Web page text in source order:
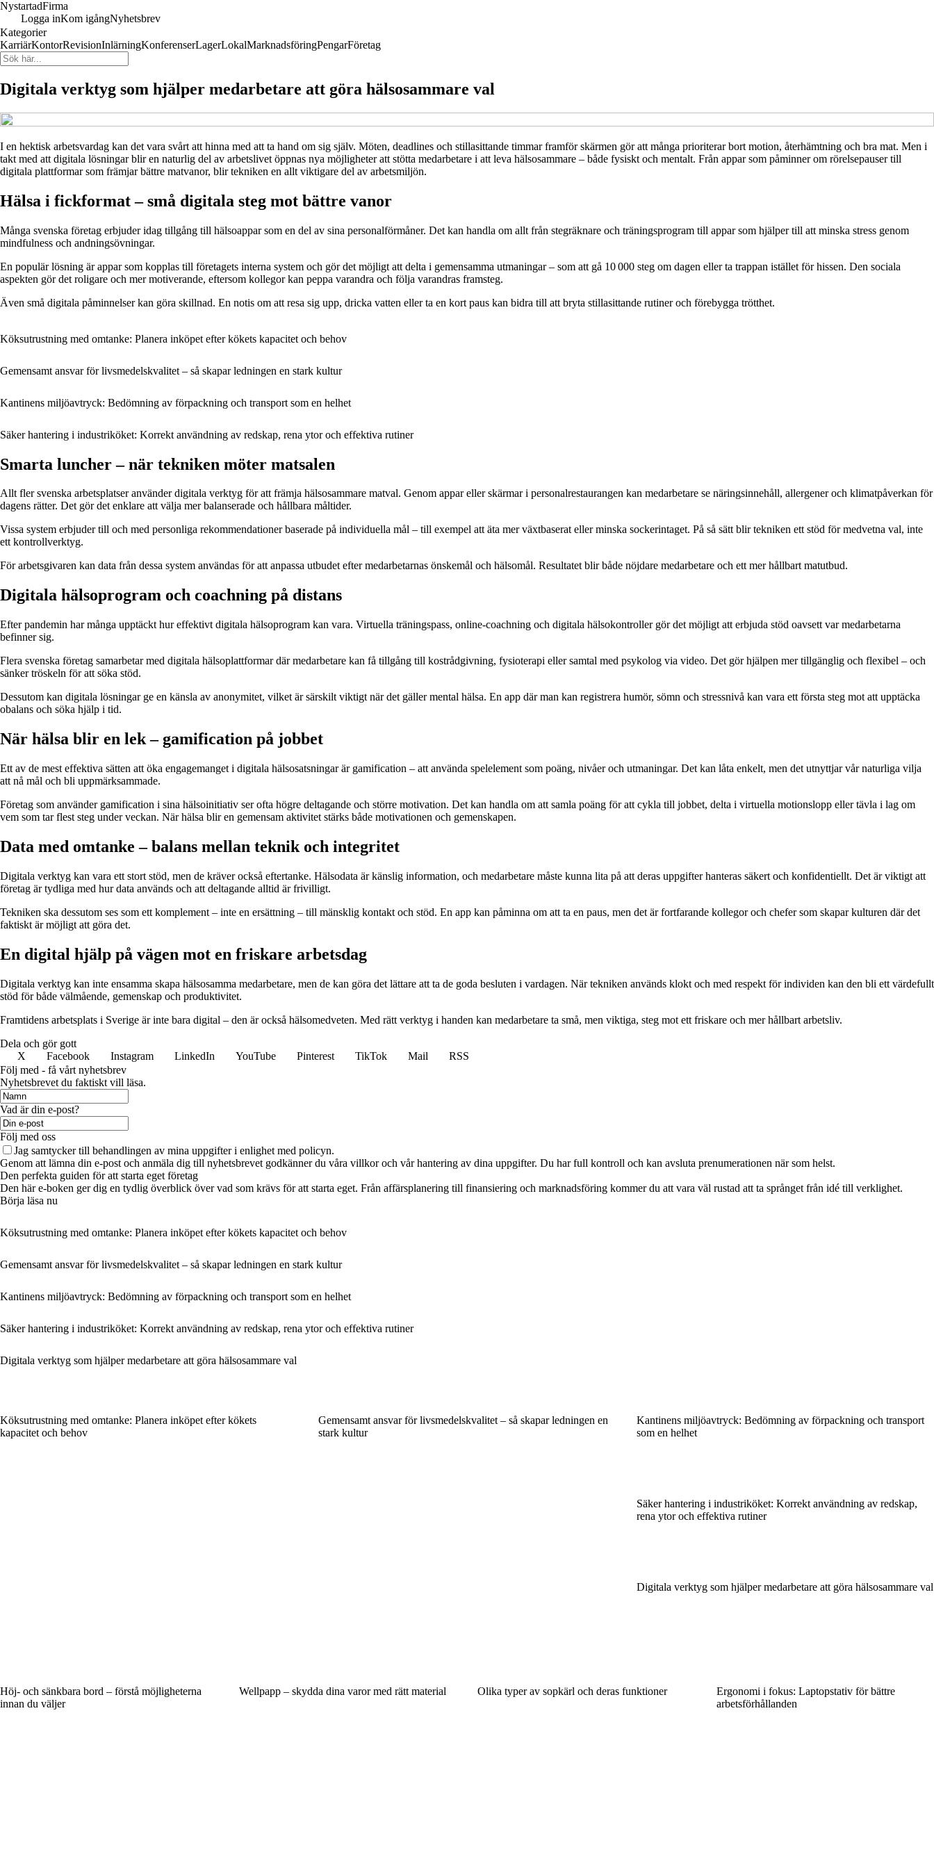
NystartadFirma
Logga inKom igångNyhetsbrev
Kategorier
KarriärKontorRevisionInlärningKonferenserLagerLokalMarknadsföringPengarFöretag
Digitala verktyg som hjälper medarbetare att göra hälsosammare val
I en hektisk arbetsvardag kan det vara svårt att hinna med att ta hand om sig själv. Möten, deadlines och stillasittande timmar framför skärmen gör att många prioriterar bort motion, återhämtning och bra mat. Men i
takt med att digitala lösningar blir en naturlig del av arbetslivet öppnas nya möjligheter att stötta medarbetare i att leva hälsosammare – både fysiskt och mentalt. Från appar som påminner om rörelsepauser till
digitala plattformar som främjar bättre matvanor, blir tekniken en allt viktigare del av arbetsmiljön.
Hälsa i fickformat – små digitala steg mot bättre vanor
Många svenska företag erbjuder idag tillgång till hälsoappar som en del av sina personalförmåner. Det kan handla om allt från stegräknare och träningsprogram till appar som hjälper till att minska stress genom
mindfulness och andningsövningar.
En populär lösning är appar som kopplas till företagets interna system och gör det möjligt att delta i gemensamma utmaningar – som att gå 10 000 steg om dagen eller ta trappan istället för hissen. Den sociala
aspekten gör det roligare och mer motiverande, eftersom kollegor kan peppa varandra och följa varandras framsteg.
Även små digitala påminnelser kan göra skillnad. En notis om att resa sig upp, dricka vatten eller ta en kort paus kan bidra till att bryta stillasittande rutiner och förebygga trötthet.
Köksutrustning med omtanke: Planera inköpet efter kökets kapacitet och behov
Gemensamt ansvar för livsmedelskvalitet – så skapar ledningen en stark kultur
Kantinens miljöavtryck: Bedömning av förpackning och transport som en helhet
Säker hantering i industriköket: Korrekt användning av redskap, rena ytor och effektiva rutiner
Smarta luncher – när tekniken möter matsalen
Allt fler svenska arbetsplatser använder digitala verktyg för att främja hälsosammare matval. Genom appar eller skärmar i personalrestaurangen kan medarbetare se näringsinnehåll, allergener och klimatpåverkan för
dagens rätter. Det gör det enklare att välja mer balanserade och hållbara måltider.
Vissa system erbjuder till och med personliga rekommendationer baserade på individuella mål – till exempel att äta mer växtbaserat eller minska sockerintaget. På så sätt blir tekniken ett stöd för medvetna val, inte
ett kontrollverktyg.
För arbetsgivaren kan data från dessa system användas för att anpassa utbudet efter medarbetarnas önskemål och hälsomål. Resultatet blir både nöjdare medarbetare och ett mer hållbart matutbud.
Digitala hälsoprogram och coachning på distans
Efter pandemin har många upptäckt hur effektivt digitala hälsoprogram kan vara. Virtuella träningspass, online-coachning och digitala hälsokontroller gör det möjligt att erbjuda stöd oavsett var medarbetarna
befinner sig.
Flera svenska företag samarbetar med digitala hälsoplattformar där medarbetare kan få tillgång till kostrådgivning, fysioterapi eller samtal med psykolog via video. Det gör hjälpen mer tillgänglig och flexibel – och
sänker tröskeln för att söka stöd.
Dessutom kan digitala lösningar ge en känsla av anonymitet, vilket är särskilt viktigt när det gäller mental hälsa. En app där man kan registrera humör, sömn och stressnivå kan vara ett första steg mot att upptäcka
obalans och söka hjälp i tid.
När hälsa blir en lek – gamification på jobbet
Ett av de mest effektiva sätten att öka engagemanget i digitala hälsosatsningar är gamification – att använda spelelement som poäng, nivåer och utmaningar. Det kan låta enkelt, men det utnyttjar vår naturliga vilja
att nå mål och bli uppmärksammade.
Företag som använder gamification i sina hälsoinitiativ ser ofta högre deltagande och större motivation. Det kan handla om att samla poäng för att cykla till jobbet, delta i virtuella motionslopp eller tävla i lag om
vem som tar flest steg under veckan. När hälsa blir en gemensam aktivitet stärks både motivationen och gemenskapen.
Data med omtanke – balans mellan teknik och integritet
Digitala verktyg kan vara ett stort stöd, men de kräver också eftertanke. Hälsodata är känslig information, och medarbetare måste kunna lita på att deras uppgifter hanteras säkert och konfidentiellt. Det är viktigt att
företag är tydliga med hur data används och att deltagande alltid är frivilligt.
Tekniken ska dessutom ses som ett komplement – inte en ersättning – till mänsklig kontakt och stöd. En app kan påminna om att ta en paus, men det är fortfarande kollegor och chefer som skapar kulturen där det
faktiskt är möjligt att göra det.
En digital hjälp på vägen mot en friskare arbetsdag
Digitala verktyg kan inte ensamma skapa hälsosamma medarbetare, men de kan göra det lättare att ta de goda besluten i vardagen. När tekniken används klokt och med respekt för individen kan den bli ett värdefullt
stöd för både välmående, gemenskap och produktivitet.
Framtidens arbetsplats i Sverige är inte bara digital – den är också hälsomedveten. Med rätt verktyg i handen kan medarbetare ta små, men viktiga, steg mot ett friskare och mer hållbart arbetsliv.
Dela och gör gott
X
Facebook Instagram LinkedIn YouTube Pinterest TikTok Mail
RSS
Följ med - få vårt nyhetsbrev
Nyhetsbrevet du faktiskt vill läsa.
Vad är din e-post?
Följ med oss
Jag samtycker till behandlingen av mina uppgifter i enlighet med policyn.
Genom att lämna din e-post och anmäla dig till nyhetsbrevet godkänner du våra villkor och vår hantering av dina uppgifter. Du har full kontroll och kan avsluta prenumerationen när som helst.
Den perfekta guiden för att starta eget företag
Den här e-boken ger dig en tydlig överblick över vad som krävs för att starta eget. Från affärsplanering till finansiering och marknadsföring kommer du att vara väl rustad att ta språnget från idé till verklighet.
Börja läsa nu
Köksutrustning med omtanke: Planera inköpet efter kökets kapacitet och behov
Gemensamt ansvar för livsmedelskvalitet – så skapar ledningen en stark kultur
Kantinens miljöavtryck: Bedömning av förpackning och transport som en helhet
Säker hantering i industriköket: Korrekt användning av redskap, rena ytor och effektiva rutiner
Digitala verktyg som hjälper medarbetare att göra hälsosammare val
Köksutrustning med omtanke: Planera inköpet efter kökets
kapacitet och behov
Gemensamt ansvar för livsmedelskvalitet – så skapar ledningen en
stark kultur
Kantinens miljöavtryck: Bedömning av förpackning och transport
som en helhet
Säker hantering i industriköket: Korrekt användning av redskap,
rena ytor och effektiva rutiner
Digitala verktyg som hjälper medarbetare att göra hälsosammare val
Höj- och sänkbara bord – förstå möjligheterna
innan du väljer
Wellpapp – skydda dina varor med rätt material Olika typer av sopkärl och deras funktioner
Ergonomi i fokus: Laptopstativ för bättre
arbetsförhållanden